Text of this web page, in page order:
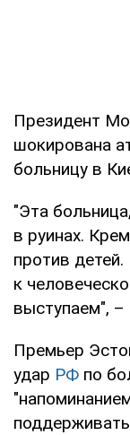
Президент
шокирована
больницу в
"Эта
в руинах.
против
к
выступаем", –
Премьер
удар РФ по